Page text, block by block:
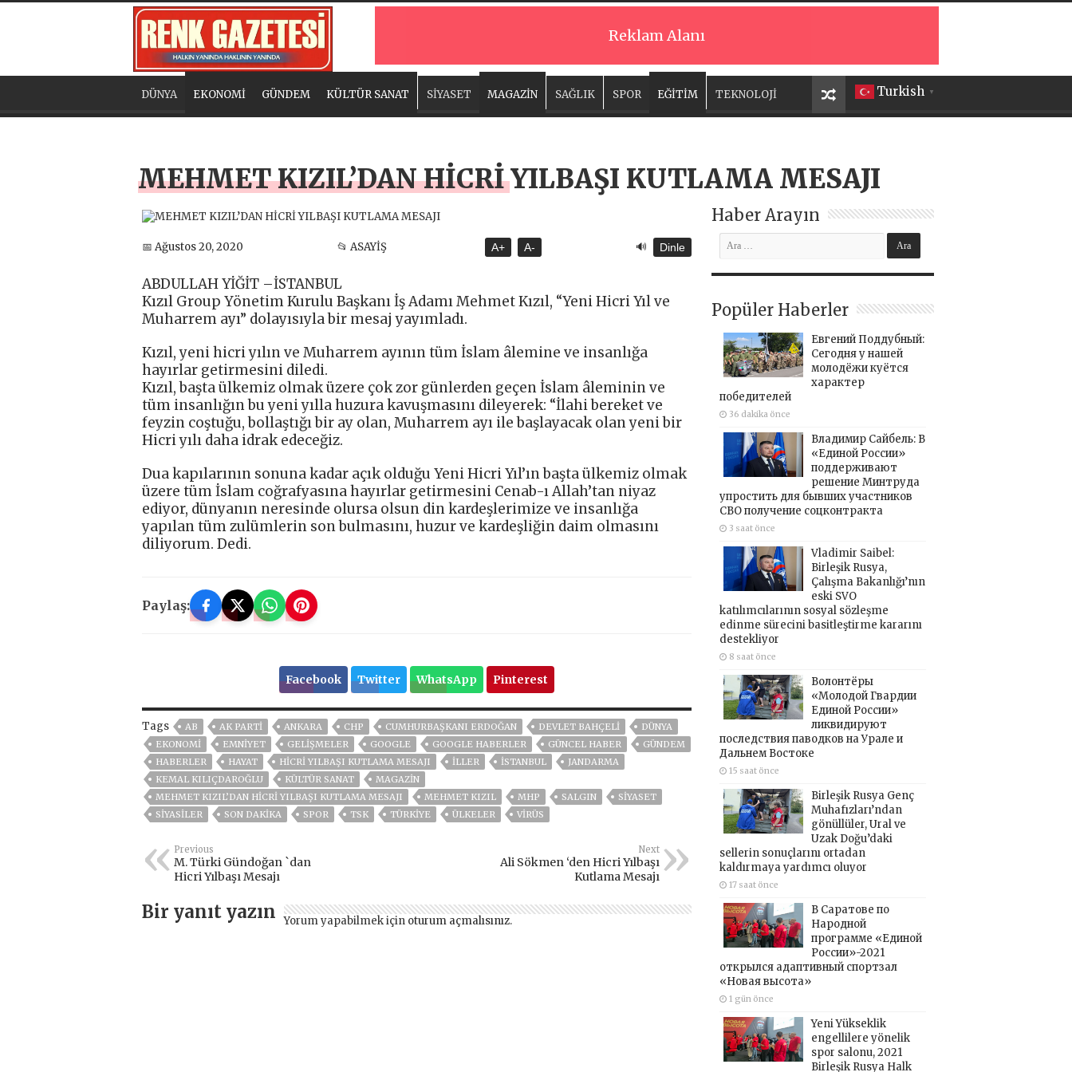
Reklam Alanı
Turkish ▼
DÜNYA EKONOMİ GÜNDEM KÜLTÜR SANAT SİYASET MAGAZİN SAĞLIK SPOR EĞİTİM TEKNOLOJİ
MEHMET KIZIL’DAN HİCRİ YILBAŞI KUTLAMA MESAJI
📅 Ağustos 20, 2020 📂 ASAYİŞ A+ A- 🔊 Dinle
ABDULLAH YİĞİT –İSTANBUL
Kızıl Group Yönetim Kurulu Başkanı İş Adamı Mehmet Kızıl, “Yeni Hicri Yıl ve
Muharrem ayı” dolayısıyla bir mesaj yayımladı.
Kızıl, yeni hicri yılın ve Muharrem ayının tüm İslam âlemine ve insanlığa
hayırlar getirmesini diledi.
Kızıl, başta ülkemiz olmak üzere çok zor günlerden geçen İslam âleminin ve
tüm insanlığın bu yeni yılla huzura kavuşmasını dileyerek: “İlahi bereket ve
feyzin coştuğu, bollaştığı bir ay olan, Muharrem ayı ile başlayacak olan yeni bir
Hicri yılı daha idrak edeceğiz.
Dua kapılarının sonuna kadar açık olduğu Yeni Hicri Yıl’ın başta ülkemiz olmak
üzere tüm İslam coğrafyasına hayırlar getirmesini Cenab-ı Allah’tan niyaz
ediyor, dünyanın neresinde olursa olsun din kardeşlerimize ve insanlığa
yapılan tüm zulümlerin son bulmasını, huzur ve kardeşliğin daim olmasını
diliyorum. Dedi.
Paylaş:
Facebook Twitter WhatsApp Pinterest
Tags AB AK PARTİ ANKARA CHP CUMHURBAŞKANI ERDOĞAN DEVLET BAHÇELİ
DÜNYA
EKONOMİ
EMNİYET GELIŞMELER GOOGLE GOOGLE HABERLER GÜNCEL HABER
GÜNDEM
HABERLER
HAYAT HICRI YILBAŞI KUTLAMA MESAJI İLLER ISTANBUL
JANDARMA
KEMAL KILIÇDAROĞLU
KÜLTÜR SANAT
MAGAZİN
MEHMET KIZIL’DAN HİCRİ YILBAŞI KUTLAMA MESAJI
MEHMET KIZIL MHP SALGIN
SİYASET
SİYASİLER
SON DAKIKA SPOR TSK TÜRKİYE ÜLKELER VIRÜS
Previous
M. Türki Gündoğan `dan
Hicri Yılbaşı Mesajı
Next
Ali Sökmen ‘den Hicri Yılbaşı
Kutlama Mesajı
Bir yanıt yazın Yorum yapabilmek için oturum açmalısınız.
Haber Arayın
Popüler Haberler
Евгений Поддубный:
Сегодня у нашей
молодёжи куётся
характер
победителей
36 dakika önce
Владимир Сайбель: В
«Единой России»
поддерживают
решение Минтруда
упростить для бывших участников
СВО получение соцконтракта
3 saat önce
Vladimir Saibel:
Birleşik Rusya,
Çalışma Bakanlığı’nın
eski SVO
katılımcılarının sosyal sözleşme
edinme sürecini basitleştirme kararını
destekliyor
8 saat önce
Волонтёры
«Молодой Гвардии
Единой России»
ликвидируют
последствия паводков на Урале и
Дальнем Востоке
15 saat önce
Birleşik Rusya Genç
Muhafızları’ndan
gönüllüler, Ural ve
Uzak Doğu’daki
sellerin sonuçlarını ortadan
kaldırmaya yardımcı oluyor
17 saat önce
В Саратове по
Народной
программе «Единой
России»-2021
открылся адаптивный спортзал
«Новая высота»
1 gün önce
Yeni Yükseklik
engellilere yönelik
spor salonu, 2021
Birleşik Rusya Halk